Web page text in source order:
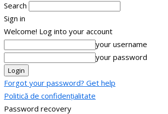
Search
Sign in
Welcome! Log into your account
your username
your password
Forgot your password? Get help
Politică de confidențialitate
Password recovery